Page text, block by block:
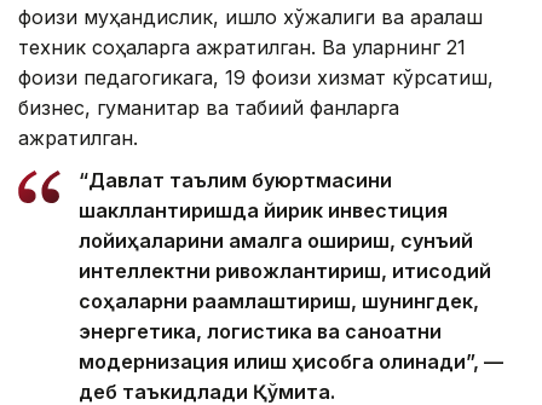
фоизи муҳандислик, қишлоқ хўжалиги ва аралаш
техник соҳаларга ажратилган. Ва уларнинг 21
фоизи педагогикага, 19 фоизи хизмат кўрсатиш,
бизнес, гуманитар ва табиий фанларга
ажратилган.
“Давлат таълим буюртмасини
шакллантиришда йирик инвестиция
лойиҳаларини амалга ошириш, сунъий
интеллектни ривожлантириш, иқтисодий
соҳаларни рақамлаштириш, шунингдек,
энергетика, логистика ва саноатни
модернизация қилиш ҳисобга олинади”, —
деб таъкидлади Қўмита.